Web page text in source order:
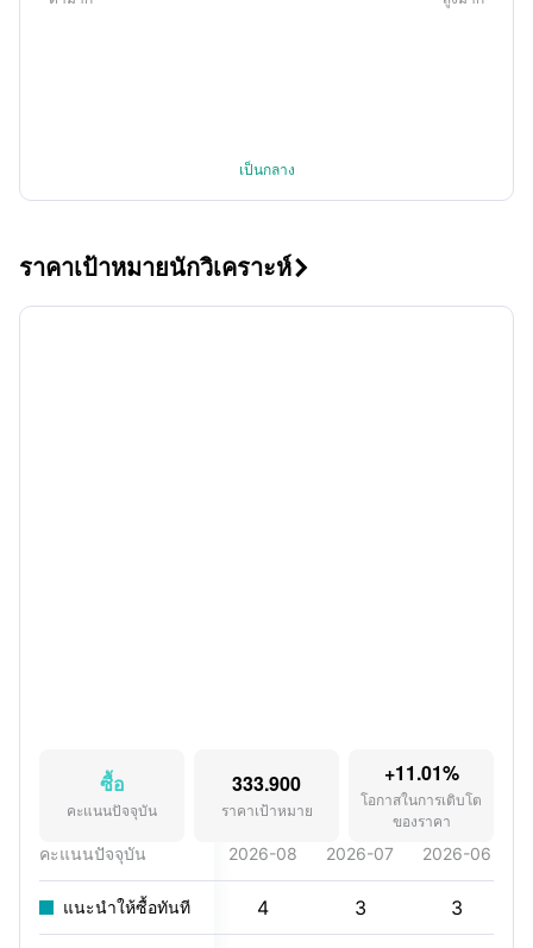
เป็นกลาง
ราคาเป้าหมายนักวิเคราะห์
ซื้อ
คะแนนปัจจุบัน
333.900
ราคาเป้าหมาย
+11.01%
โอกาสในการเติบโต
ของราคา
คะแนนปัจจุบัน 2026-08 2026-07 2026-06
แนะนำให้ซื้อทันที 4 3 3